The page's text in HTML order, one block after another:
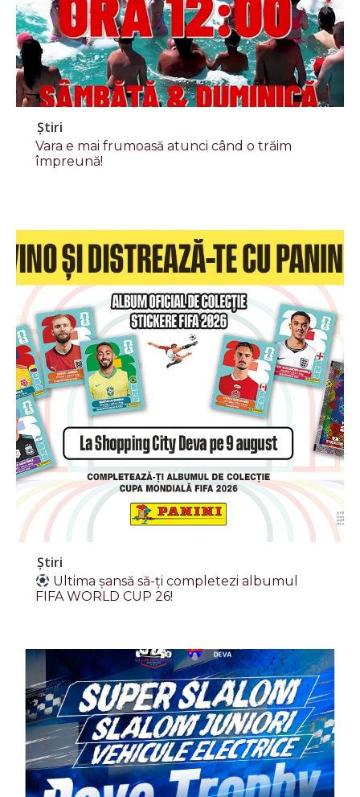
Știri
Vara e mai frumoasă atunci când o trăim
împreună!
Știri
Ultima șansă să-ți completezi albumul
FIFA WORLD CUP 26!